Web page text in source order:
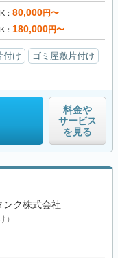
80,000円〜
180,000円〜
付け
ゴミ屋敷片付け
料金や
サービス
を見る
ンク株式会社
）